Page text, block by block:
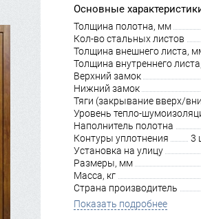
Основные
Толщина полотна, мм
Кол-во стальных листов
Толщина внешнего листа,
Толщина внутреннего
Верхний замок
Нижний замок
Тяги (закрывание вверх/
Уровень тепло-
Наполнитель полотна
Контуры уплотнения
3
Установка на улицу
Размеры, мм
Масса, кг
Страна производитель
Показать подробнее